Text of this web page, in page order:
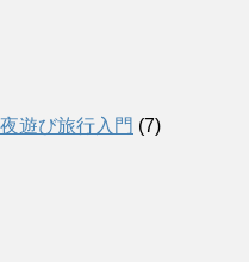
遊び旅行入門 (7)